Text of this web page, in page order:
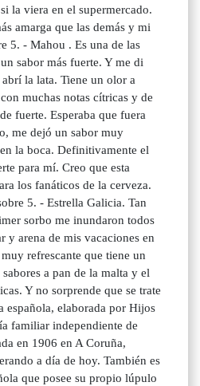
la viera en el supermercado.
amarga que las demás y mi
5. - Mahou . Es una de las
sabor más fuerte. Y me di
la lata. Tiene un olor a
muchas notas cítricas y de
fuerte. Esperaba que fuera
me dejó un sabor muy
la boca. Definitivamente el
para mí. Creo que esta
los fanáticos de la cerveza.
5. - Estrella Galicia. Tan
sorbo me inundaron todos
y arena de mis vacaciones en
refrescante que tiene un
a pan de la malta y el
Y no sorprende que se trate
española, elaborada por Hijos
familiar independiente de
en 1906 en A Coruña,
a día de hoy. También es
que posee su propio lúpulo